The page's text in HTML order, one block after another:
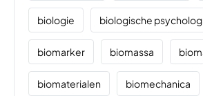
biologie biologische
biomarker biomassa
biomaterialen biomechanica